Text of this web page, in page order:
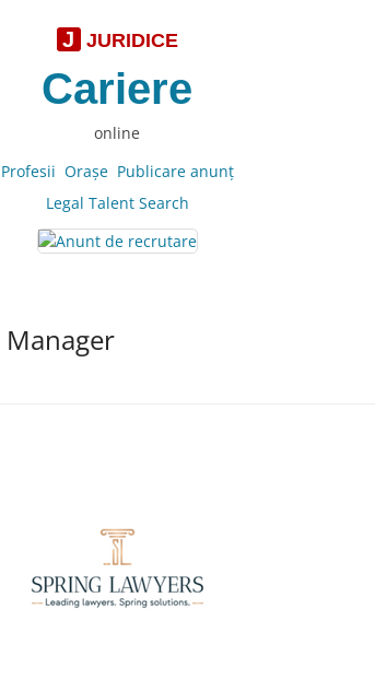
J JURIDICE
Cariere
online
Profesii Oraşe Publicare anunţ
Legal Talent Search
Manager